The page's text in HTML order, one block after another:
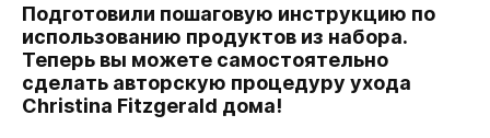
Подготовили пошаговую инструкцию по
использованию продуктов из набора.
Теперь вы можете самостоятельно
сделать авторскую процедуру ухода
Christina Fitzgerald дома!